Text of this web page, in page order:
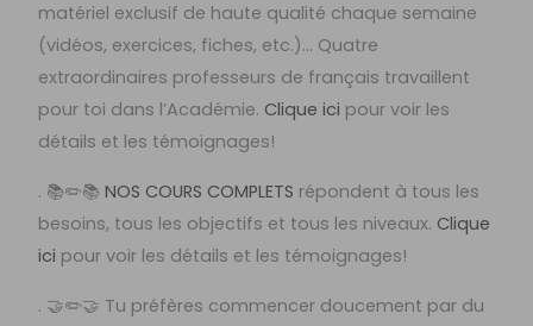
matériel exclusif de haute qualité chaque semaine
(vidéos, exercices, fiches, etc.)… Quatre
extraordinaires professeurs de français travaillent
pour toi dans l’Académie. Clique ici pour voir les
détails et les témoignages!
. 📚✏️📚NOS COURS COMPLETS répondent à tous les
besoins, tous les objectifs et tous les niveaux. Clique
ici pour voir les détails et les témoignages!
. 🤝✏️🤝 Tu préfères commencer doucement par du